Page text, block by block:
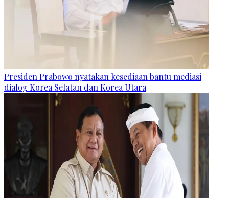
Presiden Prabowo nyatakan kesediaan bantu mediasi
dialog Korea Selatan dan Korea Utara